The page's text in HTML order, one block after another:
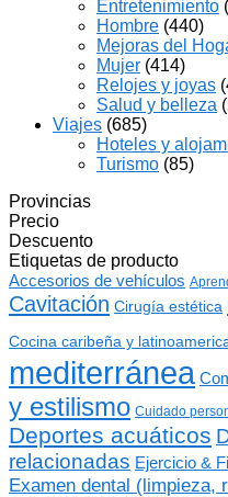
Entretenimiento
Hombre (440)
Mejoras del
Mujer (414)
Relojes y joyas
Salud y belleza
Viajes (685)
Hoteles y
Turismo (85)
Provincias
Precio
Descuento
Etiquetas de producto
Accesorios de vehículos
Cavitación Cirugía estética
Cocina caribeña y
mediterránea
y estilismo Cuidado
Deportes acuáticos
relacionadas Ejercicio &
Examen dental (limpieza,